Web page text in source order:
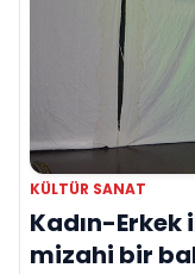
KÜLTÜR SANAT
Kadın-
mizahi bir